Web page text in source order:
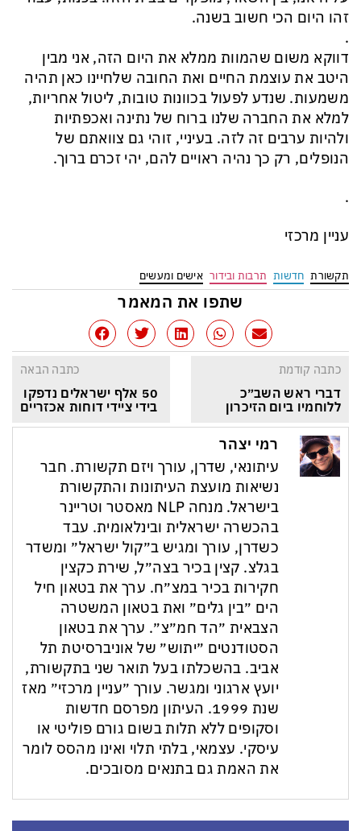
זהו היום הכי חשוב בשנה.
.
דווקא משום שהמוות ממלא את היום הזה, אני מבין
היטב את עוצמת החיים ואת החובה שלחיינו כאן תהיה
משמעות. שנדע לפעול בכוונות טובות, ליטול אחריות,
למלא את החברה שלנו ברוח של נתינה ואכפתיות
ולהיות ערבים זה לזה. בעיניי, זוהי גם צוואתם של
הנופלים, רק כך נהיה ראויים להם, יהי זכרם ברוך.
.
עניין מרכזי
תקשורת חדשות תרבות ובידור אישים ומעשים
שתפו את המאמר
כתבה קודמת
דברי ראש השב״כ
ללוחמיו ביום הזיכרון
כתבה הבאה
50 אלף ישראלים נדפקו
בידי ציידי דוחות אכזריים
רמי יצהר
עיתונאי, שדרן, עורך ויזם תקשורת. חבר
נשיאות מועצת העיתונות והתקשורת
בישראל. מנחה NLP מאסטר וטריינר
בהכשרה ישראלית ובינלאומית. עבד
כשדרן, עורך ומגיש ב״קול ישראל״ ומשדר
בגלצ. קצין בכיר בצה״ל, שירת כקצין
חקירות בכיר במצ״ח. ערך את בטאון חיל
הים ״בין גלים״ ואת בטאון המשטרה
הצבאית ״הד חמ״צ״. ערך את בטאון
הסטודנטים ״יתוש״ של אוניברסיטת תל
אביב. בהשכלתו בעל תואר שני בתקשורת,
יועץ ארגוני ומגשר. עורך ״עניין מרכזי״ מאז
שנת 1999. העיתון מפרסם חדשות
וסקופים ללא תלות בשום גורם פוליטי או
עיסקי. עצמאי, בלתי תלוי ואינו מהסס לומר
את האמת גם בתנאים מסובכים.